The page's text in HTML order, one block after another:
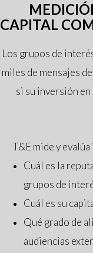
CAPITAL
Los grupos de
miles de mensajes
si su inversión
T&E mide y
Cuál es la
grupos de
Cuál es su
Qué grado de
audiencias